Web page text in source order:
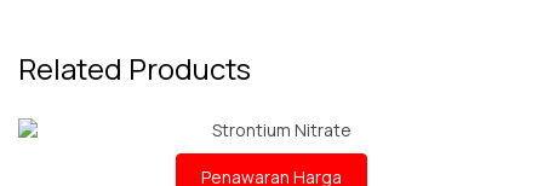
Related Products
Penawaran Harga